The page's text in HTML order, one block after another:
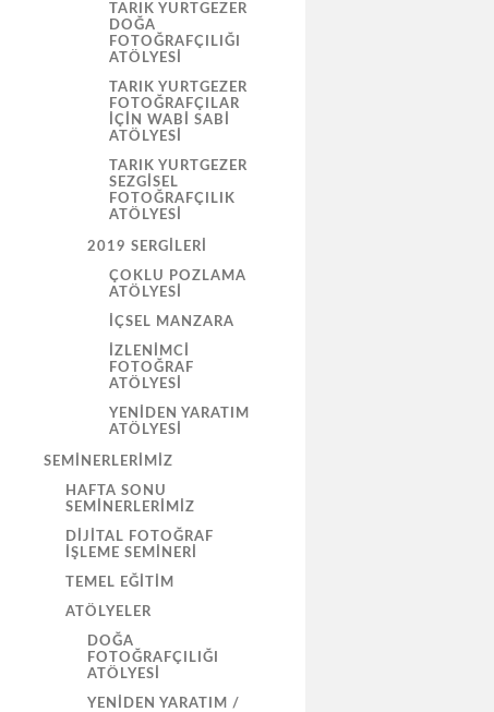
TARIK YURTGEZER
DOĞA
FOTOĞRAFÇILIĞI
ATÖLYESI
TARIK YURTGEZER
FOTOĞRAFÇILAR
İÇIN WABI SABI
ATÖLYESI
TARIK YURTGEZER
SEZGISEL
FOTOĞRAFÇILIK
ATÖLYESI
2019 SERGILERI
ÇOKLU POZLAMA
ATÖLYESİ
İÇSEL MANZARA
İZLENIMCI
FOTOĞRAF
ATÖLYESI
YENIDEN YARATIM
ATÖLYESI
SEMINERLERIMIZ
HAFTA SONU
SEMINERLERIMIZ
DIJITAL FOTOĞRAF
İŞLEME SEMINERI
TEMEL EĞITIM
ATÖLYELER
DOĞA
FOTOĞRAFÇILIĞI
ATÖLYESI
YENIDEN YARATIM /